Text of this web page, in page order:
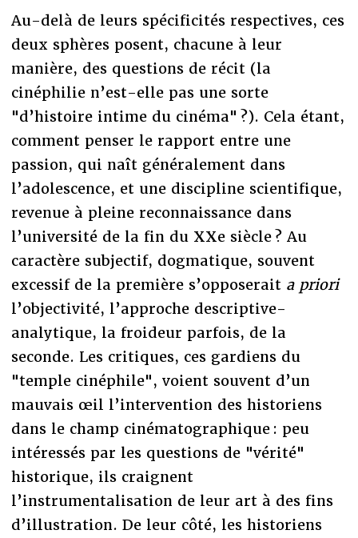
Au-delà de leurs spécificités respectives, ces
deux sphères posent, chacune à leur
manière, des questions de récit (la
cinéphilie n’est-elle pas une sorte
"d’histoire intime du cinéma" ?). Cela étant,
comment penser le rapport entre une
passion, qui naît généralement dans
l’adolescence, et une discipline scientifique,
revenue à pleine reconnaissance dans
l’université de la fin du XXe siècle ? Au
caractère subjectif, dogmatique, souvent
excessif de la première s’opposerait a priori
l’objectivité, l’approche descriptive-
analytique, la froideur parfois, de la
seconde. Les critiques, ces gardiens du
"temple cinéphile", voient souvent d’un
mauvais œil l’intervention des historiens
dans le champ cinématographique : peu
intéressés par les questions de "vérité"
historique, ils craignent
l’instrumentalisation de leur art à des fins
d’illustration. De leur côté, les historiens